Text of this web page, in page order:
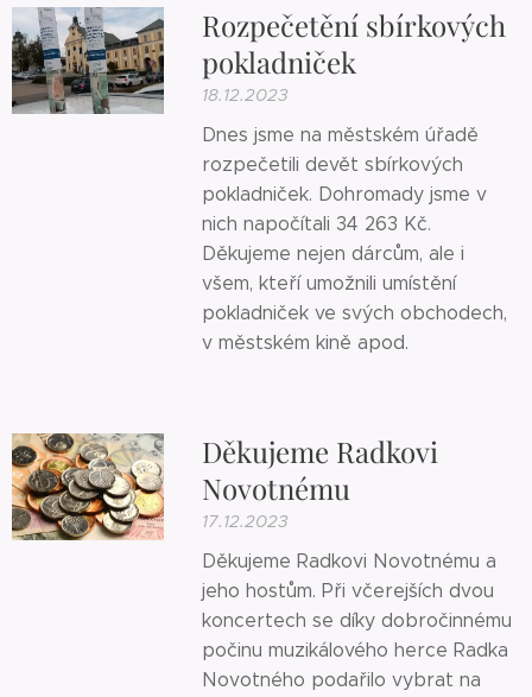
Rozpečetění sbírkových
pokladniček
18.12.2023
Dnes jsme na městském úřadě
rozpečetili devět sbírkových
pokladniček. Dohromady jsme v
nich napočítali 34 263 Kč.
Děkujeme nejen dárcům, ale i
všem, kteří umožnili umístění
pokladniček ve svých obchodech,
v městském kině apod.
Děkujeme Radkovi
Novotnému
17.12.2023
Děkujeme Radkovi Novotnému a
jeho hostům. Při včerejších dvou
koncertech se díky dobročinnému
počinu muzikálového herce Radka
Novotného podařilo vybrat na